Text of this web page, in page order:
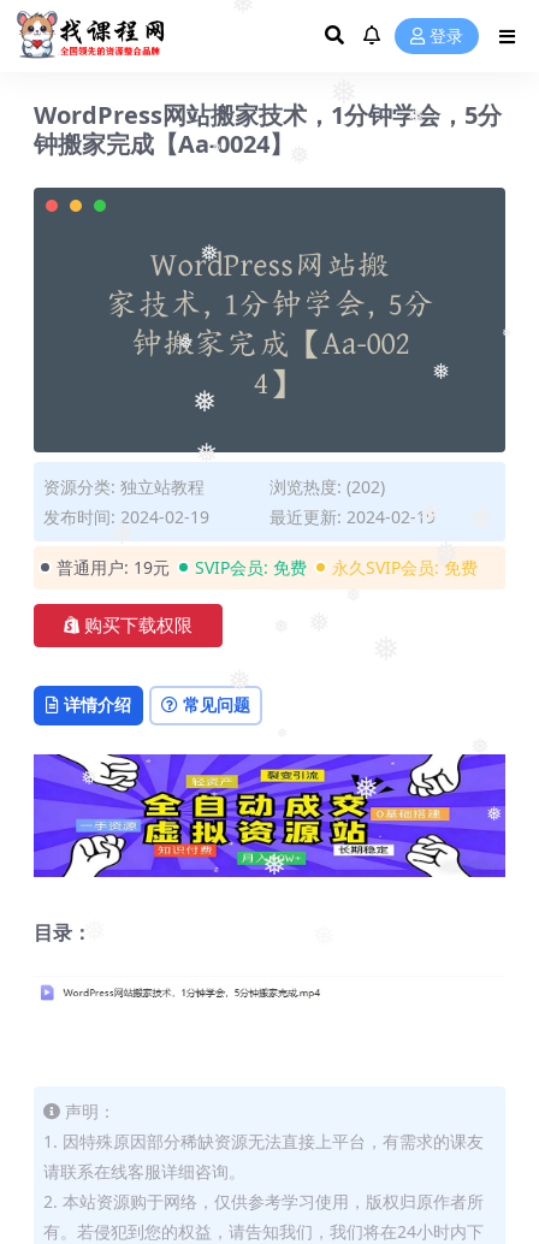
❅
❅
❅
❅
❅
❅
❅
❅
❅
❅
❅
❅
❅
❅
❅
登录
WordPress网站搬家技术，1分钟学会，5分
钟搬家完成【Aa-0024】
资源分类: 独立站教程
浏览热度: (202)
发布时间: 2024-02-19
最近更新: 2024-02-19
普通用户: 19元 SVIP会员: 免费 永久SVIP会员: 免费
购买下载权限
详情介绍 常见问题
目录：
声明：
1. 因特殊原因部分稀缺资源无法直接上平台，有需求的课友
请联系在线客服详细咨询。
2. 本站资源购于网络，仅供参考学习使用，版权归原作者所
有。若侵犯到您的权益，请告知我们，我们将在24小时内下